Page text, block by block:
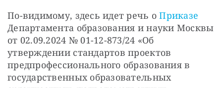
По-видимому, здесь идет речь о
Департамента образования и науки Москвы
от 02.09.2024 № 01-12-873/24 «Об
утверждении стандартов проектов
предпрофессионального образования в
государственных образовательных